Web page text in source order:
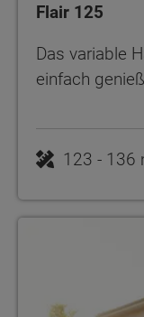
Flair 125
Das variable
einfach
123 - 136